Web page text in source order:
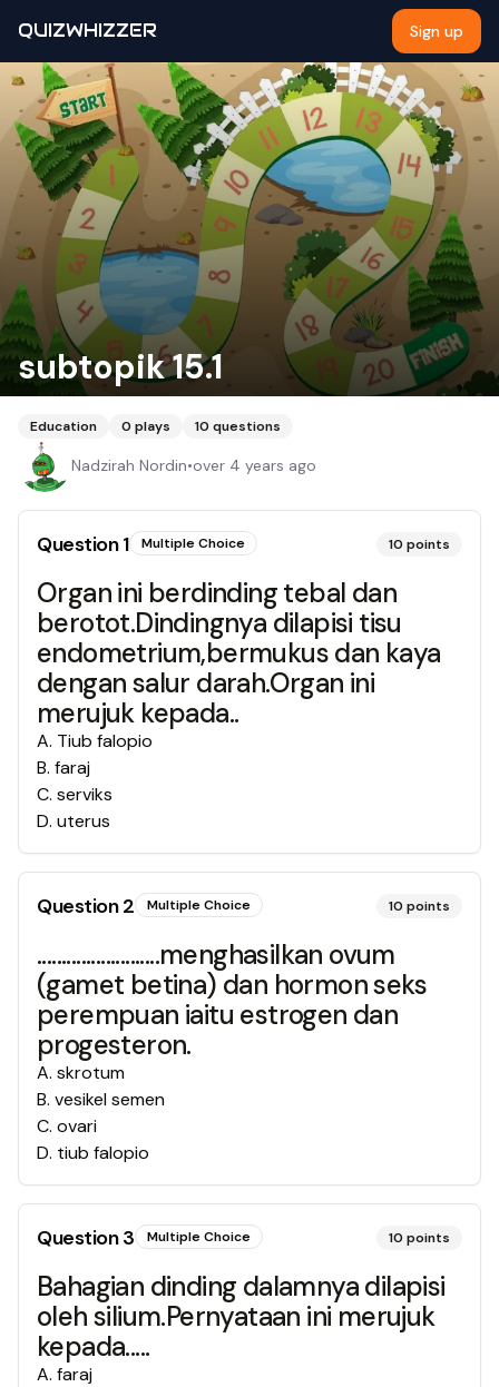
QUIZWHIZZER Sign up
subtopik 15.1
Education 0 plays 10 questions
Nadzirah Nordin•over 4 years ago
Question1 Multiple Choice 10 points
Organ ini berdinding tebal dan
berotot.Dindingnya dilapisi tisu
endometrium,bermukus dan kaya
dengan salur darah.Organ ini
merujuk kepada..
A. Tiub falopio
B. faraj
C. serviks
D. uterus
Question2 Multiple Choice 10 points
.........................menghasilkan ovum
(gamet betina) dan hormon seks
perempuan iaitu estrogen dan
progesteron.
A. skrotum
B. vesikel semen
C. ovari
D. tiub falopio
Question3 Multiple Choice 10 points
Bahagian dinding dalamnya dilapisi
oleh silium.Pernyataan ini merujuk
kepada.....
A. faraj